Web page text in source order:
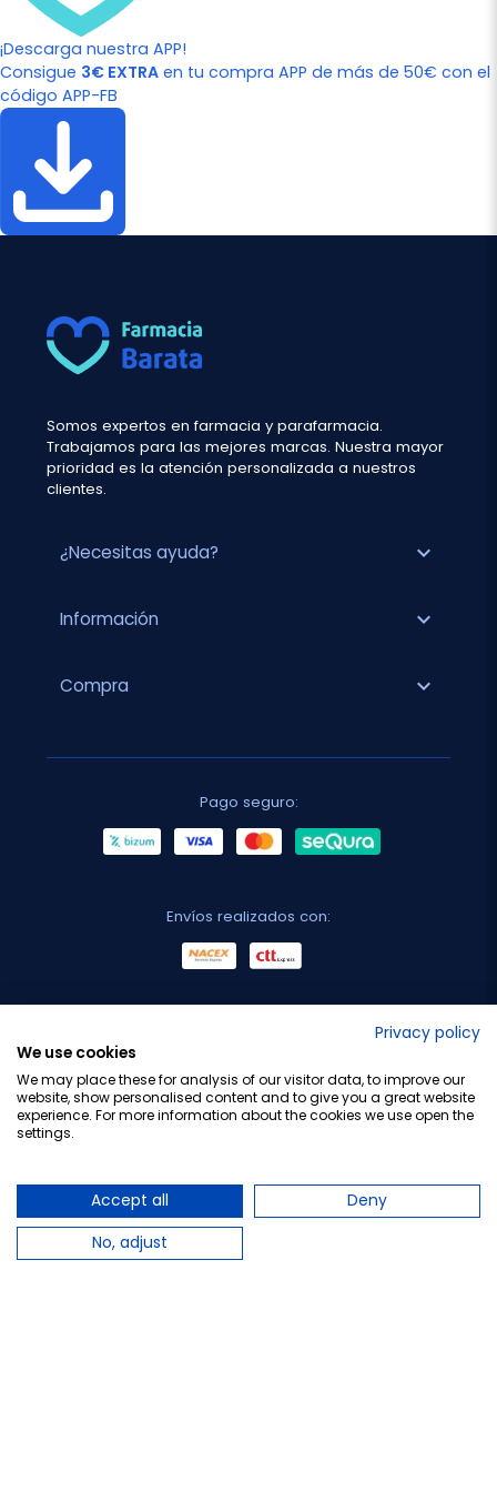
¡Descarga nuestra APP!
Consigue 3€ EXTRA en tu compra APP de más de 50€ con el
código APP-FB
Somos expertos en farmacia y parafarmacia.
Trabajamos para las mejores marcas. Nuestra mayor
prioridad es la atención personalizada a nuestros
clientes.
¿Necesitas ayuda? expand_more
Información expand_more
Compra expand_more
Pago seguro:
Envíos realizados con:
Privacy policy
We use cookies
We may place these for analysis of our visitor data, to improve our
website, show personalised content and to give you a great website
experience. For more information about the cookies we use open the
settings.
Accept all
Deny
No, adjust